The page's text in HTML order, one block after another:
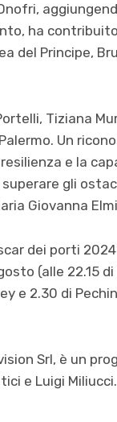
ha
del Principe,
Tiziana
Un
e la
gli
Giovanna
dei porti
(alle 22.15 di
e 2.30 di
Srl, è un
e Luigi Miliucci.